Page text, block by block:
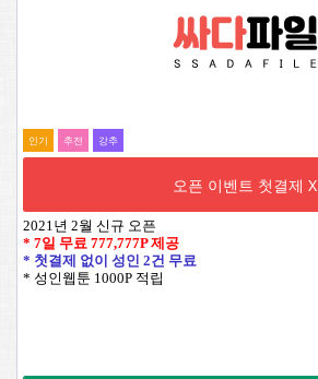
인기 추전 강추
오픈 이벤트 첫결제 X
2021년 2월 신규 오픈
* 7일 무료 777,777P제공
* 첫결제 없이 성인 2건 무료
* 성인웹툰 1000P 적립